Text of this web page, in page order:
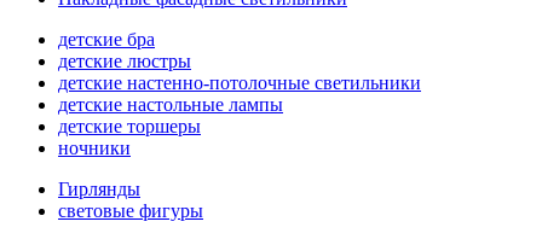
детские бра
детские люстры
детские настенно-потолочные светильники
детские настольные лампы
детские торшеры
ночники
Гирлянды
световые фигуры